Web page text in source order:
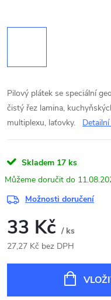
Pilový plátek se speciální
čistý řez lamina,
multiplexu, laťovky.
Skladem 17 ks
Možnosti doručení
33 Kč / ks
27,27 Kč bez DPH